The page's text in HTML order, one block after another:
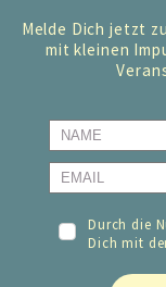
Melde Dich jetzt
mit kleinen
Durch die
Dich mit